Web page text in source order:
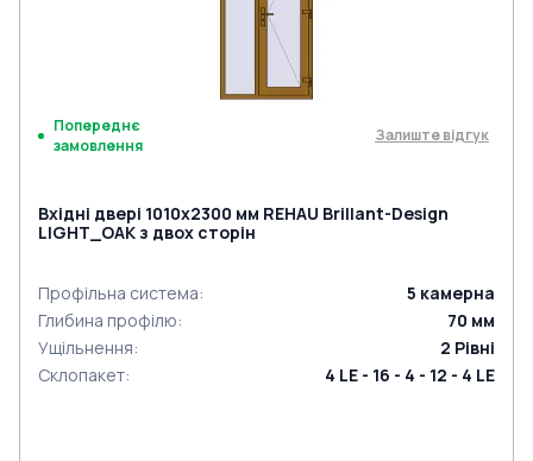
Попереднє
замовлення
Залиште відгук
Вхідні двері 1010x2300 мм REHAU Brillant-Design
LIGHT_OAK з двох сторін
Профільна система: 5 камерна
Глибина профілю: 70 мм
Ущільнення: 2 Рівні
Склопакет: 4 LE - 16 - 4 - 12 - 4 LE